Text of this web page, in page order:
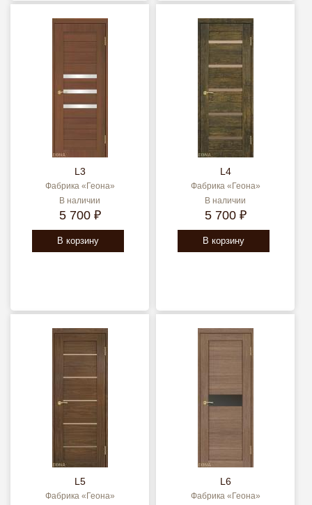
L3
Фабрика «Геона»
В наличии
5 700 ₽
В корзину
L4
Фабрика «Геона»
В наличии
5 700 ₽
В корзину
L5
Фабрика «Геона»
L6
Фабрика «Геона»